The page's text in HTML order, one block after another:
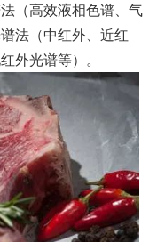
（高效液相色谱、气
法（中红外、近红
外光谱等）。